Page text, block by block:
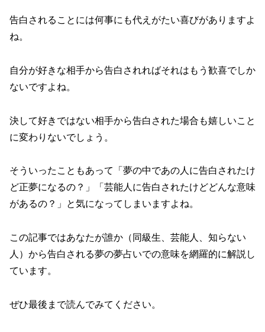
告白されることには何事にも代えがたい喜びがありますよ
ね。
自分が好きな相手から告白されればそれはもう歓喜でしか
ないですよね。
決して好きではない相手から告白された場合も嬉しいこと
に変わりないでしょう。
そういったこともあって「夢の中であの人に告白されたけ
ど正夢になるの？」「芸能人に告白されたけどどんな意味
があるの？」と気になってしまいますよね。
この記事ではあなたが誰か（同級生、芸能人、知らない
人）から告白される夢の夢占いでの意味を網羅的に解説し
ています。
ぜひ最後まで読んでみてください。